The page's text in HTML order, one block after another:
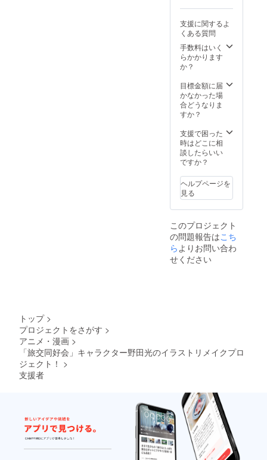
支援に関するよ
くある質問
手数料はいく
らかかります
か？
目標金額に届
かなかった場
合どうなりま
すか？
支援で困った
時はどこに相
談したらいい
ですか？
ヘルプページを
見る
このプロジェクト
の問題報告はこち
らよりお問い合わ
せください
トップ >
プロジェクトをさがす >
アニメ・漫画 >
「旅交同好会」キャラクター野田光のイラストリメイクプロ
ジェクト！ >
支援者